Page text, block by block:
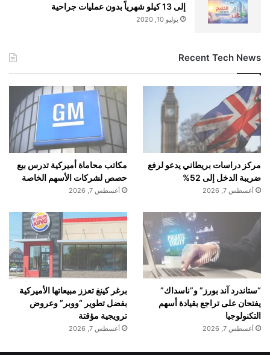
إلى 13 كيلو شهرياً بدون عمليات جراحية
يوليو 10, 2020
Recent Tech News
مركز دراسات بريطاني يدعو لرفع
ضريبة الدخل إلى 52%
أغسطس 7, 2026
مكاتب محاماة أميركية تدرس بيع
حصص لشركات الأسهم الخاصة
أغسطس 7, 2026
“ستاندرد آند بورز” و”ناسداك”
يفتحان على تراجع بقيادة أسهم
التكنولوجيا
أغسطس 7, 2026
برغر كينغ تعزز مبيعاتها الأميركية
بفضل تطوير “ووبر” وعروض
ترويجية مؤقتة
أغسطس 7, 2026